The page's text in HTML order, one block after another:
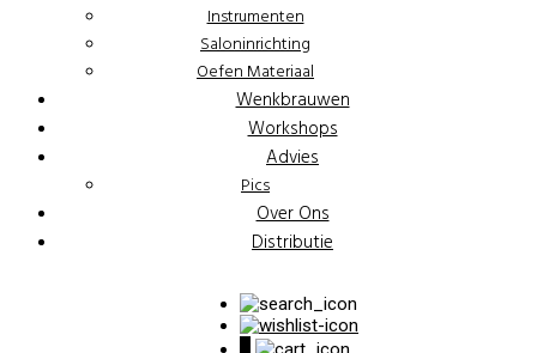
Instrumenten
Saloninrichting
Oefen Materiaal
Wenkbrauwen
Workshops
Advies
Pics
Over Ons
Distributie